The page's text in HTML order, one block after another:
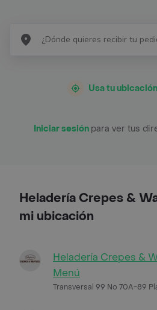
Usa tu
Iniciar sesión para ver tus
Heladería Crepes &
mi ubicación
Heladería Crepes &
Menú
Transversal 99 No 70A-89